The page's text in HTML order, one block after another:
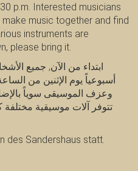
p.m. Interested musicians
music together and find
instruments are
please bring it.
ابتداء من الآن, جميع
وعزف الموسيقى سوياً
تتوفر آلات موسيقية مختلفة
des Sandershaus statt.